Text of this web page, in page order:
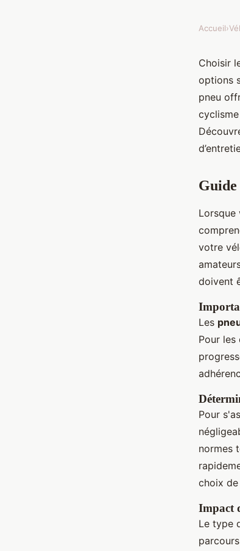
Pneu vtt 24
Accueil›
Choisir
options
pneu
Guide
Lorsque
votre
doivent
Les
Pour
Pour
normes
choix
Impact
Le type